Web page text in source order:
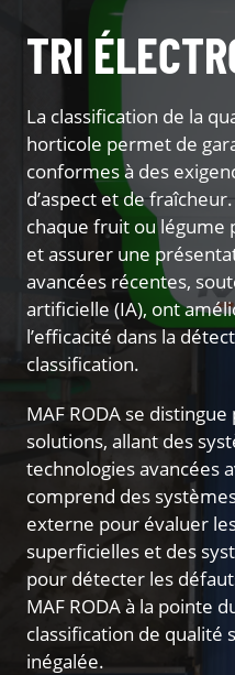
TRI
La classification de la
horticole permet de
conformes à des
d’aspect et de
chaque fruit ou légume
et assurer une
avancées récentes,
artificielle (IA), ont
l’efficacité dans la
classification.
MAF RODA se
solutions, allant des
technologies avancées
comprend des
externe pour évaluer
superficielles et des
pour détecter les
MAF RODA à la pointe
classification de qualité
inégalée.